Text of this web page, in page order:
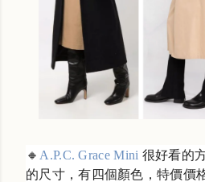
🔸 A.P.C. Grace Mini 很好看的
的尺寸，有四個顏色，特價價